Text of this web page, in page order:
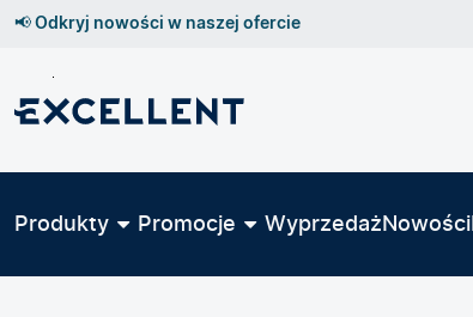
Przejdź
GŁÓWNEJ
📢 Odkryj nowości w naszej ofercie
Produkty Promocje Wyprzedaż Nowości